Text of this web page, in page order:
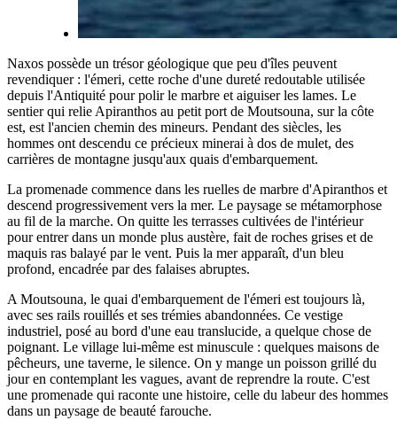
Naxos possède un trésor géologique que peu d'îles peuvent
revendiquer : l'émeri, cette roche d'une dureté redoutable utilisée
depuis l'Antiquité pour polir le marbre et aiguiser les lames. Le
sentier qui relie Apiranthos au petit port de Moutsouna, sur la côte
est, est l'ancien chemin des mineurs. Pendant des siècles, les
hommes ont descendu ce précieux minerai à dos de mulet, des
carrières de montagne jusqu'aux quais d'embarquement.
La promenade commence dans les ruelles de marbre d'Apiranthos et
descend progressivement vers la mer. Le paysage se métamorphose
au fil de la marche. On quitte les terrasses cultivées de l'intérieur
pour entrer dans un monde plus austère, fait de roches grises et de
maquis ras balayé par le vent. Puis la mer apparaît, d'un bleu
profond, encadrée par des falaises abruptes.
A Moutsouna, le quai d'embarquement de l'émeri est toujours là,
avec ses rails rouillés et ses trémies abandonnées. Ce vestige
industriel, posé au bord d'une eau translucide, a quelque chose de
poignant. Le village lui-même est minuscule : quelques maisons de
pêcheurs, une taverne, le silence. On y mange un poisson grillé du
jour en contemplant les vagues, avant de reprendre la route. C'est
une promenade qui raconte une histoire, celle du labeur des hommes
dans un paysage de beauté farouche.